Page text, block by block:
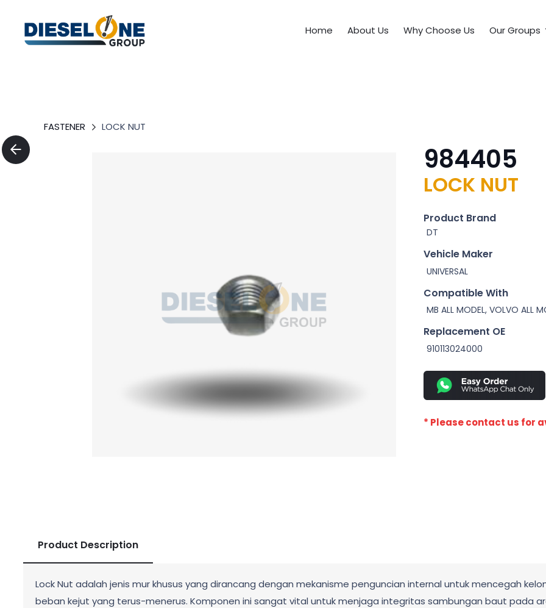
Home About Us Why Choose Us Our Groups
FASTENER LOCK NUT
984405
LOCK NUT
Product Brand
DT
Vehicle Maker
UNIVERSAL
Compatible With
MB ALL MODEL, VOLVO ALL
Replacement OE
910113024000
* Please contact us for
Product Description
Lock Nut adalah jenis mur khusus yang dirancang dengan mekanisme penguncian internal untuk mencegah
beban kejut yang terus-menerus. Komponen ini sangat vital untuk menjaga integritas sambungan baut pada